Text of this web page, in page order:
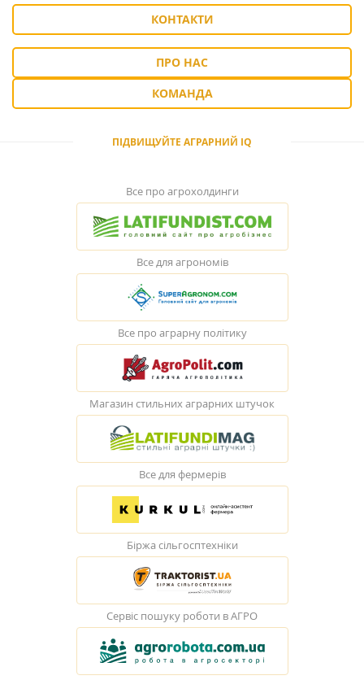
КОНТАКТИ
ПРО НАС
КОМАНДА
ПІДВИЩУЙТЕ АГРАРНИЙ IQ
Все про агрохолдинги
Все для агрономів
Все про аграрну політику
Магазин стильних аграрних штучок
Все для фермерів
Біржа сільгосптехніки
Сервіс пошуку роботи в АГРО